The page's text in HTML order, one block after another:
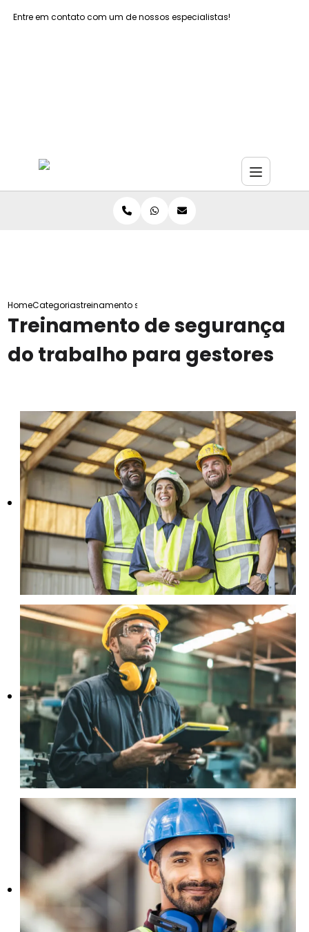
Entre em contato com um de nossos especialistas!
HomeCategoriastreinamento seguranca do trabalho gestores
Treinamento de segurança
do trabalho para gestores